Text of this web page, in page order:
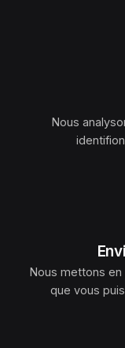
Nous
Nous mettons
que vous